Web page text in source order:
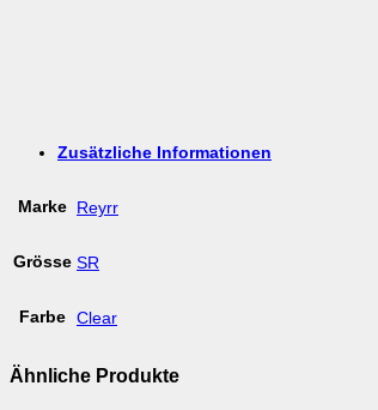
Zusätzliche Informationen
Marke Reyrr
Grösse SR
Farbe Clear
Ähnliche Produkte